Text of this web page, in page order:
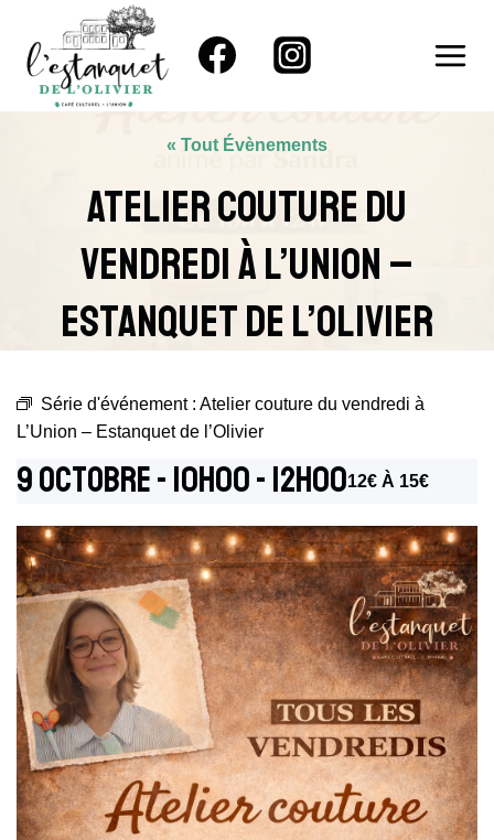
contenu
« Tout Évènements
Atelier Couture Du
Vendredi À L’Union –
Estanquet De L’Olivier
Série d'événement : Atelier couture du vendredi à
L’Union – Estanquet de l’Olivier
9 Octobre - 10h00- 12h0012€ À 15€